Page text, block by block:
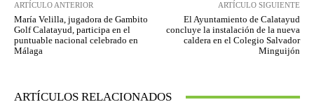
ARTÍCULO ANTERIOR
María Velilla, jugadora de Gambito
Golf Calatayud, participa en el
puntuable nacional celebrado en
Málaga
ARTÍCULO SIGUIENTE
El Ayuntamiento de Calatayud
concluye la instalación de la nueva
caldera en el Colegio Salvador
Minguijón
ARTÍCULOS RELACIONADOS